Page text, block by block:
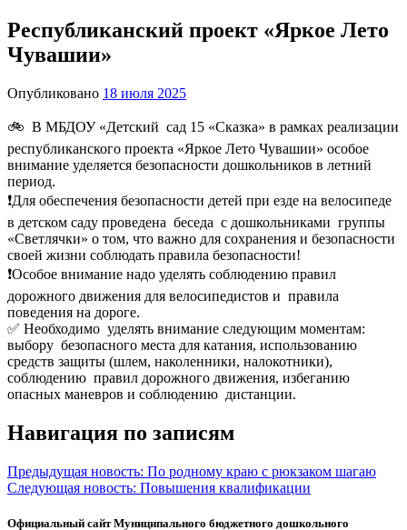
Республиканский проект «Яркое Лето
Чувашии»
Опубликовано 18 июля 2025
🚲 В МБДОУ «Детский сад 15 «Сказка» в рамках реализации
республиканского проекта «Яркое Лето Чувашии» особое
внимание уделяется безопасности дошкольников в летний
период.
❗️Для обеспечения безопасности детей при езде на велосипеде
в детском саду проведена беседа с дошкольниками группы
«Светлячки» о том, что важно для сохранения и безопасности
своей жизни соблюдать правила безопасности!
❗️Особое внимание надо уделять соблюдению правил
дорожного движения для велосипедистов и правила
поведения на дороге.
✅ Необходимо уделять внимание следующим моментам:
выбору безопасного места для катания, использованию
средств защиты (шлем, наколенники, налокотники),
соблюдению правил дорожного движения, избеганию
опасных маневров и соблюдению дистанции.
Навигация по записям
Предыдущая новость: По родному краю с рюкзаком шагаю
Следующая новость: Повышения квалификации
Официальный сайт Муниципального бюджетного дошкольного